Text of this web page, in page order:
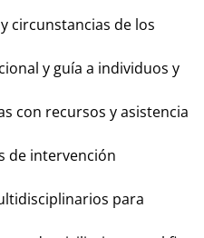
circunstancias de los
y guía a individuos y
con recursos y asistencia
de intervención
para